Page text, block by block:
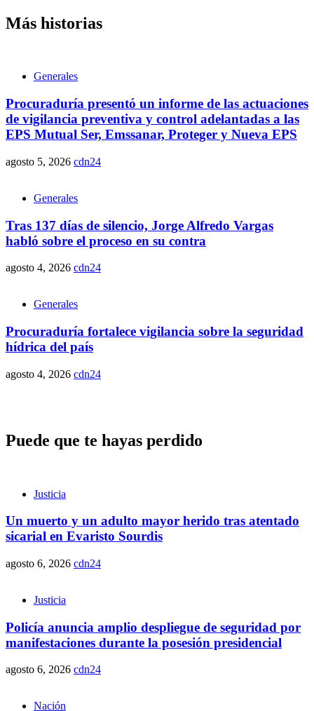
Más historias
Generales
Procuraduría presentó un informe de las actuaciones
de vigilancia preventiva y control adelantadas a las
EPS Mutual Ser, Emssanar, Proteger y Nueva EPS
agosto 5, 2026 cdn24
Generales
Tras 137 días de silencio, Jorge Alfredo Vargas
habló sobre el proceso en su contra
agosto 4, 2026 cdn24
Generales
Procuraduría fortalece vigilancia sobre la seguridad
hídrica del país
agosto 4, 2026 cdn24
Puede que te hayas perdido
Justicia
Un muerto y un adulto mayor herido tras atentado
sicarial en Evaristo Sourdis
agosto 6, 2026 cdn24
Justicia
Policía anuncia amplio despliegue de seguridad por
manifestaciones durante la posesión presidencial
agosto 6, 2026 cdn24
Nación